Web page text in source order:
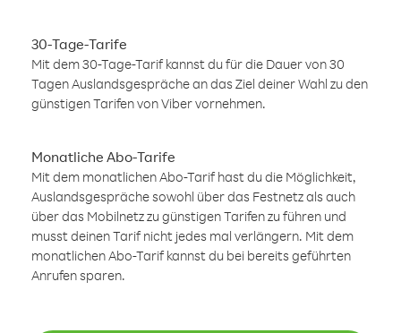
30-Tage-Tarife
Mit dem 30-Tage-Tarif kannst du für die Dauer von 30
Tagen Auslandsgespräche an das Ziel deiner Wahl zu den
günstigen Tarifen von Viber vornehmen.
Monatliche Abo-Tarife
Mit dem monatlichen Abo-Tarif hast du die Möglichkeit,
Auslandsgespräche sowohl über das Festnetz als auch
über das Mobilnetz zu günstigen Tarifen zu führen und
musst deinen Tarif nicht jedes mal verlängern. Mit dem
monatlichen Abo-Tarif kannst du bei bereits geführten
Anrufen sparen.